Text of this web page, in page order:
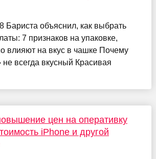
Бариста объяснил, как выбрать
7 признаков на упаковке,
влияют на вкус в чашке Почему
всегда вкусный Красивая
цен на оперативку
iPhone и другой